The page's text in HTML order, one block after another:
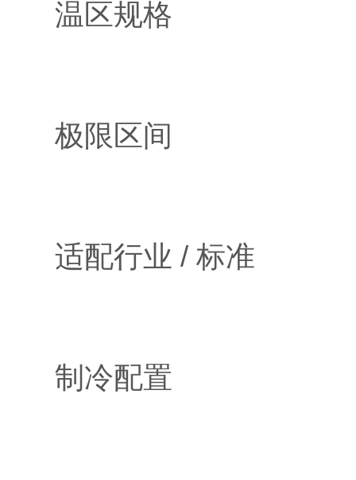
温区规格
极限区间
适配行业 / 标准
制冷配置